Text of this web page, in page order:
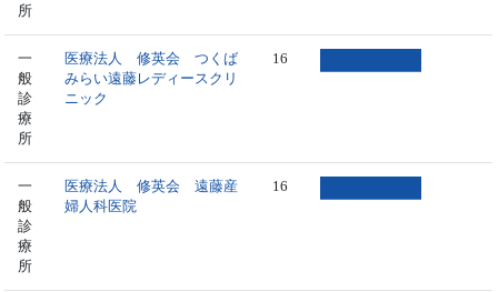
所
一
般
診
療
所
医療法人 修英会 つくば
みらい遠藤レディースクリ
ニック
16
一
般
診
療
所
医療法人 修英会 遠藤産
婦人科医院
16